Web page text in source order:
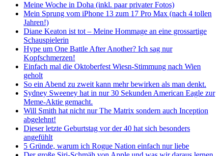
Meine Woche in Doha (inkl. paar privater Fotos)
Mein Sprung vom iPhone 13 zum 17 Pro Max (nach 4 tollen
Jahren!)
Diane Keaton ist tot – Meine Hommage an eine grossartige
Schauspielerin
Hype um One Battle After Another? Ich sag nur
Kopfschmerzen!
Einfach mal die Oktoberfest Wiesn-Stimmung nach Wien
geholt
So ein Abend zu zweit kann mehr bewirken als man denkt.
Sydney Sweeney hat in nur 30 Sekunden American Eagle zur
Meme-Aktie gemacht.
Will Smith hat nicht nur The Matrix sondern auch Inception
abgelehnt!
Dieser letzte Geburtstag vor der 40 hat sich besonders
angefühlt
5 Gründe, warum ich Rogue Nation einfach nur liebe